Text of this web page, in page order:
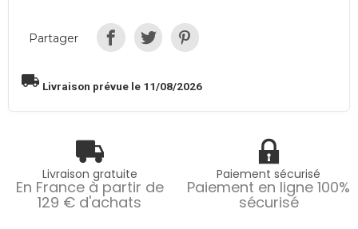
Partager
local_shipping Livraison prévue le 11/08/2026
Livraison gratuite
En France à partir de
129 € d'achats
Paiement sécurisé
Paiement en ligne 100%
sécurisé